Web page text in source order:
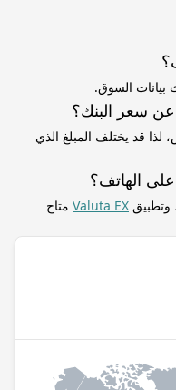
السوق.
قد يختلف المبلغ الذي
الهاتف؟
وتطبيق Valuta EX متاح